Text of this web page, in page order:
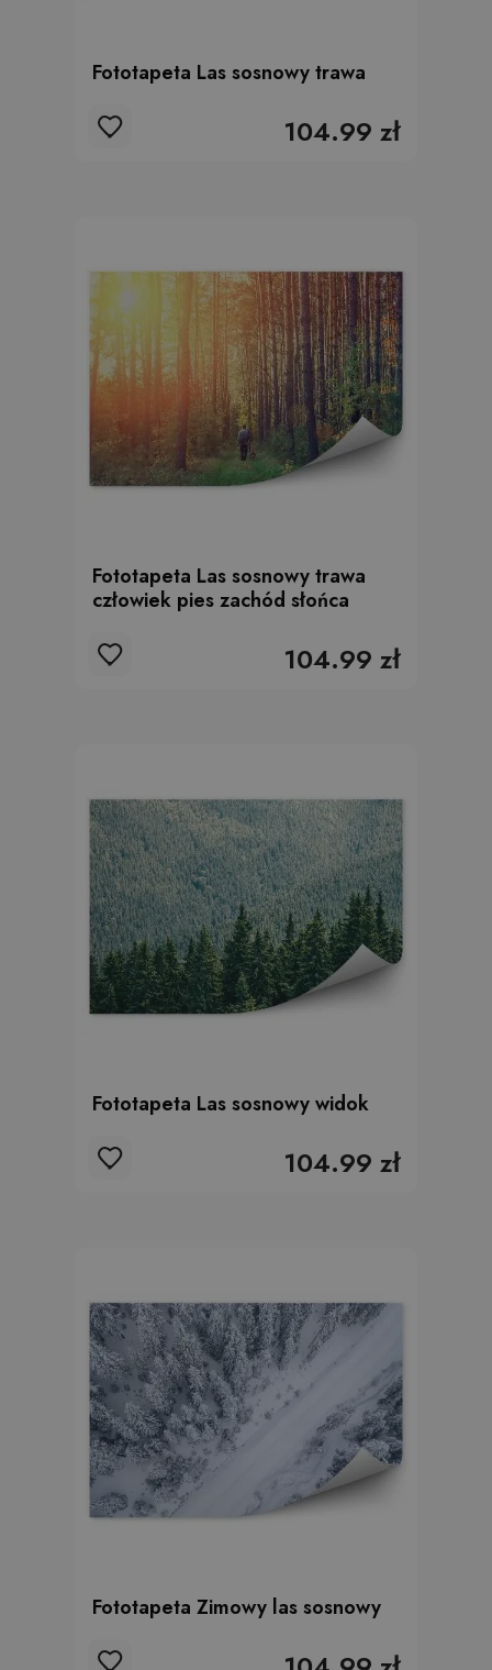
Fototapeta Las sosnowy trawa
104.99 zł
Fototapeta Las sosnowy trawa
człowiek pies zachód słońca
104.99 zł
Fototapeta Las sosnowy widok
104.99 zł
Fototapeta Zimowy las sosnowy